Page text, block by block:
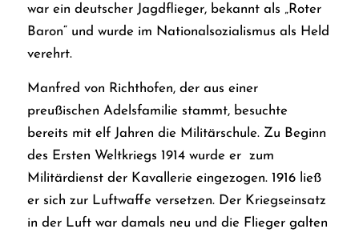
war ein deutscher Jagdflieger, bekannt als „Roter
Baron“ und wurde im Nationalsozialismus als Held
verehrt.
Manfred von Richthofen, der aus einer
preußischen Adelsfamilie stammt, besuchte
bereits mit elf Jahren die Militärschule. Zu Beginn
des Ersten Weltkriegs 1914 wurde er zum
Militärdienst der Kavallerie eingezogen. 1916 ließ
er sich zur Luftwaffe versetzen. Der Kriegseinsatz
in der Luft war damals neu und die Flieger galten